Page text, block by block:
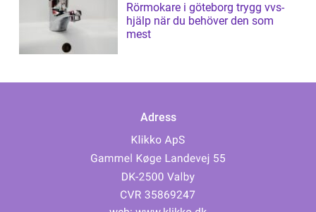
Rörmokare i göteborg trygg vvs-
hjälp när du behöver den som
mest
Adress